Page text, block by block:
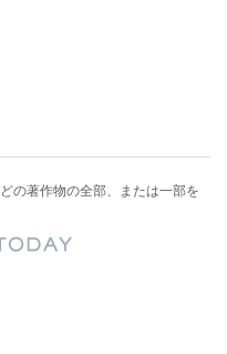
の著作物の全部、または一部を